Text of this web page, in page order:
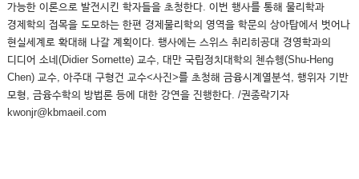
가능한 이론으로 발전시킨 학자들을 초청한다. 이번 행사를 통해 물리학과
경제학의 접목을 도모하는 한편 경제물리학의 영역을 학문의 상아탑에서 벗어나
현실세계로 확대해 나갈 계획이다. 행사에는 스위스 취리히공대 경영학과의
디디어 소네(Didier Sornette) 교수, 대만 국립정치대학의 첸슈헹(Shu-Heng
Chen) 교수, 아주대 구형건 교수<사진>를 초청해 금융시계열분석, 행위자 기반
모형, 금융수학의 방법론 등에 대한 강연을 진행한다. /권종락기자
kwonjr@kbmaeil.com